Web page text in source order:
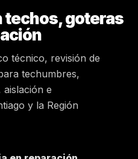
techos, goteras
técnico, revisión de
techumbres,
aislación e
y la Región